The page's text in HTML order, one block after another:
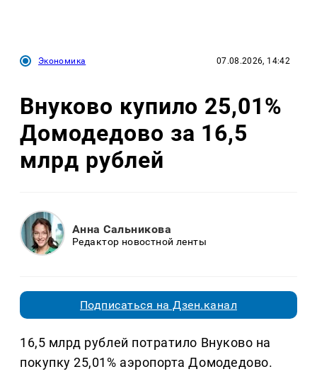
Экономика 07.08.2026, 14:42
Внуково купило 25,01%
Домодедово за 16,5
млрд рублей
Анна Сальникова
Редактор новостной ленты
Подписаться на Дзен.канал
16,5 млрд рублей потратило Внуково на
покупку 25,01% аэропорта Домодедово.